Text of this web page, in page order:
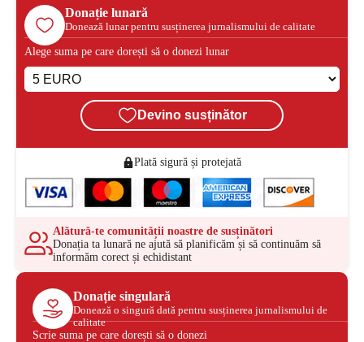
Donație lunară
Donează lunar pentru susținerea jurnalismului de calitate
Alege suma pe care dorești să o donezi lunar
Devino susținător
Plată sigură și protejată
Alătură-te comunității noastre de susținători
Donația ta lunară ne ajută să planificăm și să continuăm să
informăm corect și echidistant
Donație singulară
Donează o singură dată pentru susținerea jurnalismului de
calitate
Scrie suma pe care dorești să o donezi